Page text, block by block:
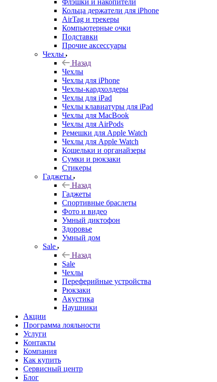
Флэшки и накопители
Кольца держатели для iPhone
AirTag и трекеры
Компьютерные очки
Подставки
Прочие аксессуары
Чехлы
Назад
Чехлы
Чехлы для iPhone
Чехлы-кардхолдеры
Чехлы для iPad
Чехлы клавиатуры для iPad
Чехлы для MacBook
Чехлы для AirPods
Ремешки для Apple Watch
Чехлы для Apple Watch
Кошельки и органайзеры
Сумки и рюкзаки
Стикеры
Гаджеты
Назад
Гаджеты
Спортивные браслеты
Фото и видео
Умный диктофон
Здоровье
Умный дом
Sale
Назад
Sale
Чехлы
Переферийные устройства
Рюкзаки
Акустика
Наушники
Акции
Программа лояльности
Услуги
Контакты
Компания
Как купить
Сервисный центр
Блог